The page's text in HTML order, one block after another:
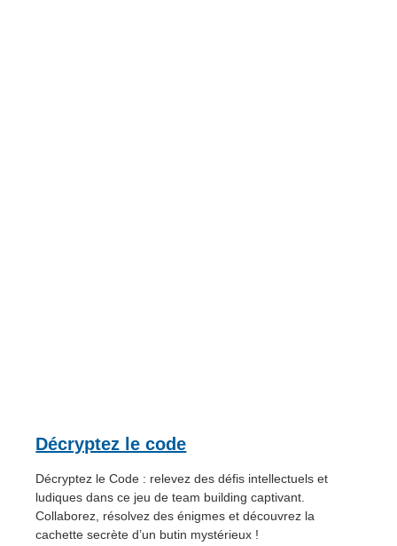
Décryptez le code
Décryptez le Code : relevez des défis intellectuels et
ludiques dans ce jeu de team building captivant.
Collaborez, résolvez des énigmes et découvrez la
cachette secrète d’un butin mystérieux !